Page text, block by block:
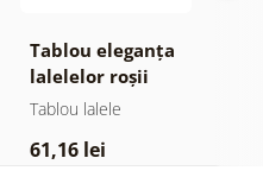
Tablou eleganța
lalelelor roșii
Tablou lalele
61,16 lei